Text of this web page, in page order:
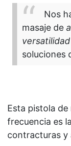
Nos
masaje de
versatilidad
soluciones
Esta pistola
frecuencia es
contracturas y